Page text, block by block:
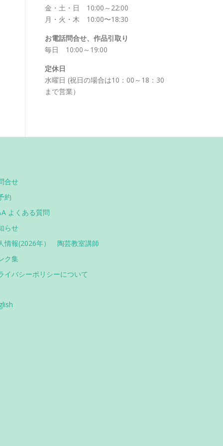
金・土・日 10:00～22:00
月・火・木 10:00〜18:30
お電話問合せ、作品引取り
毎日 10:00～19:00
定休日
水曜日 (祝日の場合は10：00～18：30
まで営業）
合せ
約
よくある質問
らせ
情報(2026年） 陶芸教室講師
ク集
イバシーポリシーについて